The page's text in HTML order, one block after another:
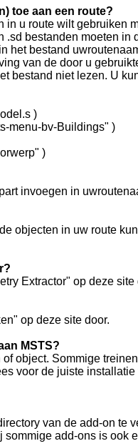
toe aan een route?
u route wilt gebruiken
.sd bestanden moeten
het bestand
van de door u
bestand niet lezen. U
)
menu-bv-Buildings" )
)
invoegen in
objecten in uw route
Extractor" op deze site
op deze site door.
MSTS?
object. Sommige
voor de juiste
van de add-on
add-ons is